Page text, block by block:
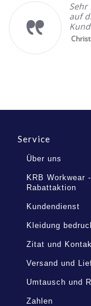
auf
Service
Über uns
KRB Workwear -
Rabattaktion
Kundendienst
Kleidung
Zitat und
Versand und
Umtausch und
Zahlen